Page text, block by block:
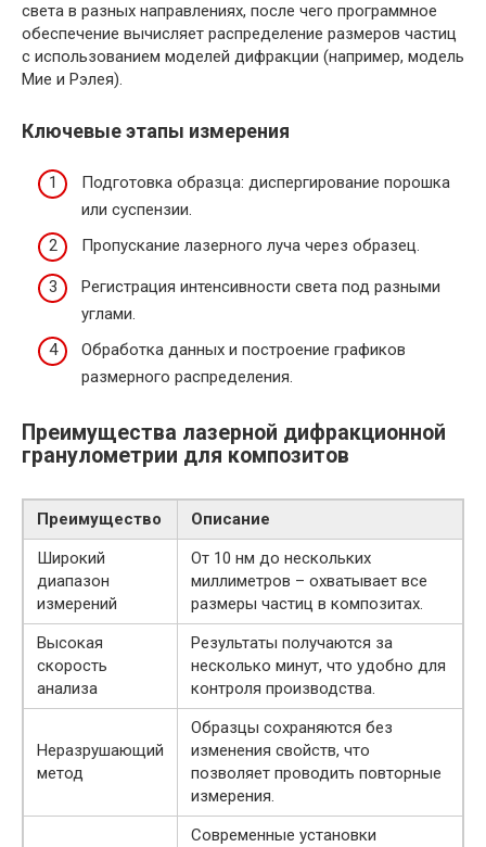
света в разных направлениях, после чего программное
обеспечение вычисляет распределение размеров частиц
с использованием моделей дифракции (например, модель
Мие и Рэлея).
Ключевые этапы измерения
Подготовка образца: диспергирование порошка
или суспензии.
Пропускание лазерного луча через образец.
Регистрация интенсивности света под разными
углами.
Обработка данных и построение графиков
размерного распределения.
Преимущества лазерной дифракционной
гранулометрии для композитов
Преимущество
Описание
Широкий
диапазон
измерений
От 10 нм до нескольких
миллиметров – охватывает все
размеры частиц в композитах.
Высокая
скорость
анализа
Результаты получаются за
несколько минут, что удобно для
контроля производства.
Неразрушающий
метод
Образцы сохраняются без
изменения свойств, что
позволяет проводить повторные
измерения.
Современные установки